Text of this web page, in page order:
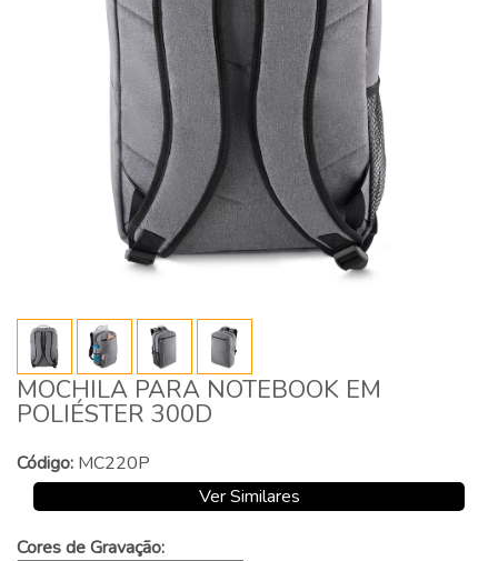
MOCHILA PARA NOTEBOOK EM
POLIÉSTER 300D
Código: MC220P
Ver Similares
Cores de Gravação: